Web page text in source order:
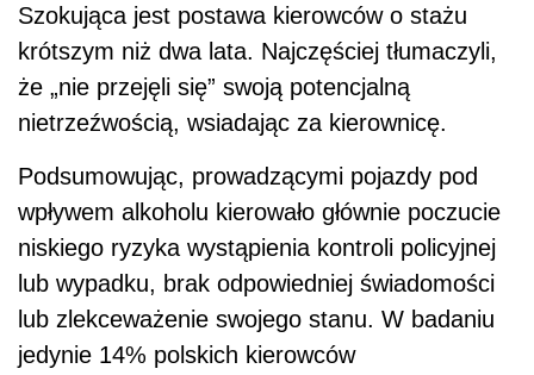
Szokująca jest postawa kierowców o stażu
krótszym niż dwa lata. Najczęściej tłumaczyli,
że „nie przejęli się” swoją potencjalną
nietrzeźwością, wsiadając za kierownicę.
Podsumowując, prowadzącymi pojazdy pod
wpływem alkoholu kierowało głównie poczucie
niskiego ryzyka wystąpienia kontroli policyjnej
lub wypadku, brak odpowiedniej świadomości
lub zlekceważenie swojego stanu. W badaniu
jedynie 14% polskich kierowców